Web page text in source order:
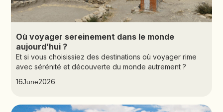
Où voyager sereinement dans le monde
aujourd’hui ?
Et si vous choisissiez des destinations où voyager rime
avec sérénité et découverte du monde autrement ?
16June2026